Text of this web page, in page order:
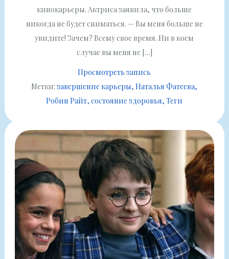
кинокарьеры. Актриса заявила, что больше
никогда не будет сниматься. — Вы меня больше не
увидите! Зачем? Всему свое время. Ни в коем
случае вы меня не […]
Просмотреть запись
Метки:завершение карьеры Наталья Фатеева
Робин Райт состояние здоровья Теги